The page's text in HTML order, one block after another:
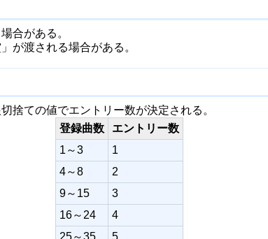
合がある。
が渡される場合がある。
捨ての値でエントリー数が決定される。
登録曲数
エントリー数
1～3
1
4～8
2
9～15
3
16～24
4
25～35
5